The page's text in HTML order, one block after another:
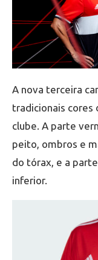
A nova terceira
tradicionais cores
clube. A parte
peito, ombros e
do tórax, e a
inferior.